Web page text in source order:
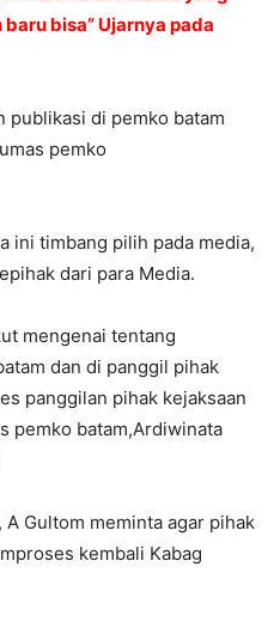
bisa” Ujarnya pada
publikasi di pemko batam
pemko
ini timbang pilih pada media,
dari para Media.
mengenai tentang
dan di panggil pihak
panggilan pihak kejaksaan
pemko batam,Ardiwinata
A Gultom meminta agar pihak
kembali Kabag